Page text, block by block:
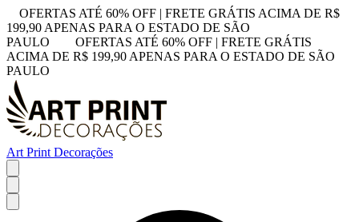
OFERTAS ATÉ 60% OFF | FRETE GRÁTIS ACIMA DE R$
199,90 APENAS PARA O ESTADO DE SÃO
PAULO
OFERTAS ATÉ 60% OFF | FRETE GRÁTIS
ACIMA DE R$ 199,90 APENAS PARA O ESTADO DE SÃO
PAULO
Art Print Decorações